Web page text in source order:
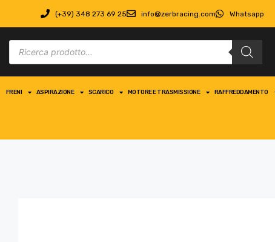
(+39) 348 273 69 25 info@zerbracing.com Whatsapp
FRENI ASPIRAZIONE SCARICO MOTORE E TRASMISSIONE RAFFREDDAMENTO